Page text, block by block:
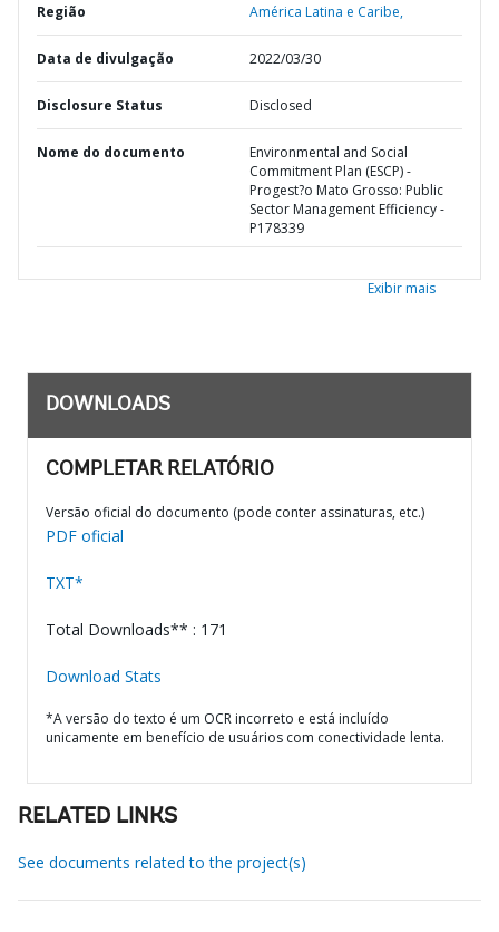
Região América Latina e Caribe,
Data de divulgação 2022/03/30
Disclosure Status Disclosed
Nome do documento
Environmental and Social
Commitment Plan (ESCP) -
Progest?o Mato Grosso: Public
Sector Management Efficiency -
P178339
Exibir mais
DOWNLOADS
COMPLETAR RELATÓRIO
Versão oficial do documento (pode conter assinaturas, etc.)
PDF oficial
TXT*
Total Downloads** : 171
Download Stats
*A versão do texto é um OCR incorreto e está incluído
unicamente em benefício de usuários com conectividade lenta.
RELATED LINKS
See documents related to the project(s)